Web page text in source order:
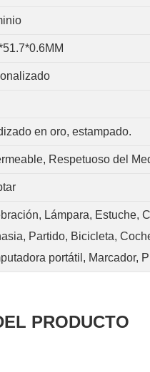
en oro, estampado.
Respetuoso del
Lámpara, Estuche,
Partido, Bicicleta,
portátil, Marcador,
PRODUCTO